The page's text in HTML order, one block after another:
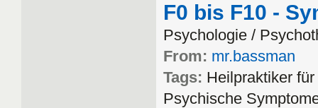
F0 bis F10 -
Psychologie /
From: mr.bassman
Tags: Heilpraktiker für
Psychische